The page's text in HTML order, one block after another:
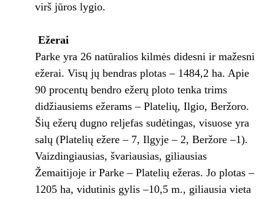
virš jūros lygio.
Ežerai
Parke yra 26 natūralios kilmės didesni ir mažesni
ežerai. Visų jų bendras plotas – 1484,2 ha. Apie
90 procentų bendro ežerų ploto tenka trims
didžiausiems ežerams – Platelių, Ilgio, Beržoro.
Šių ežerų dugno reljefas sudėtingas, visuose yra
salų (Platelių ežere – 7, Ilgyje – 2, Beržore –1).
Vaizdingiausias, švariausias, giliausias
Žemaitijoje ir Parke – Platelių ežeras. Jo plotas –
1205 ha, vidutinis gylis –10,5 m., giliausia vieta